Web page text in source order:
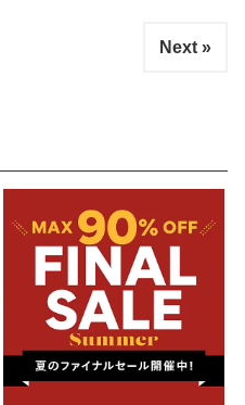
Next »